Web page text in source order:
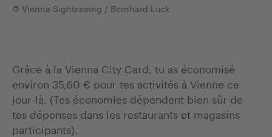
© Vienna Sightseeing / Bernhard Luck
Grâce à la Vienna City Card, tu as économisé
environ 35,60 € pour tes activités à Vienne ce
jour-là. (Tes économies dépendent bien sûr de
tes dépenses dans les restaurants et magasins
participants).